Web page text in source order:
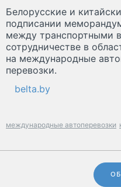
Белорусские и
подписании
между транспортными
сотрудничестве в
на международные
перевозки.
belta.by
международные автоперевозки